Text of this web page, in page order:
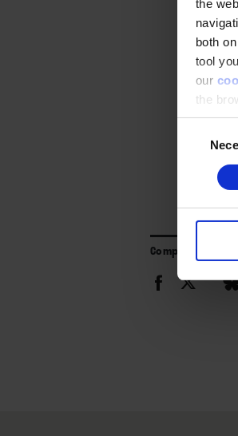
the
both
tool
our
the
appear
Selection
Compartir